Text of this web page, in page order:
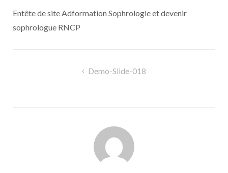
Entête de site Adformation Sophrologie et devenir
sophrologue RNCP
Demo-Slide-018